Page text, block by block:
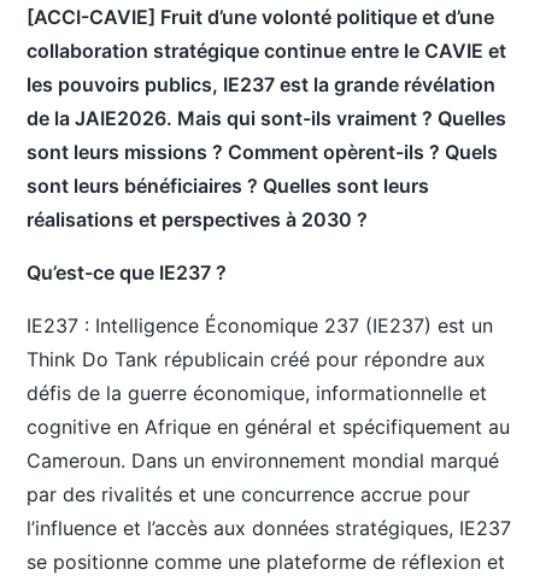
[ACCI-CAVIE] Fruit d’une volonté politique et d’une
collaboration stratégique continue entre le CAVIE et
les pouvoirs publics, IE237 est la grande révélation
de la JAIE2026. Mais qui sont-ils vraiment ? Quelles
sont leurs missions ? Comment opèrent-ils ? Quels
sont leurs bénéficiaires ? Quelles sont leurs
réalisations et perspectives à 2030 ?
Qu’est-ce que IE237 ?
IE237 : Intelligence Économique 237 (IE237) est un
Think Do Tank républicain créé pour répondre aux
défis de la guerre économique, informationnelle et
cognitive en Afrique en général et spécifiquement au
Cameroun. Dans un environnement mondial marqué
par des rivalités et une concurrence accrue pour
l’influence et l’accès aux données stratégiques, IE237
se positionne comme une plateforme de réflexion et